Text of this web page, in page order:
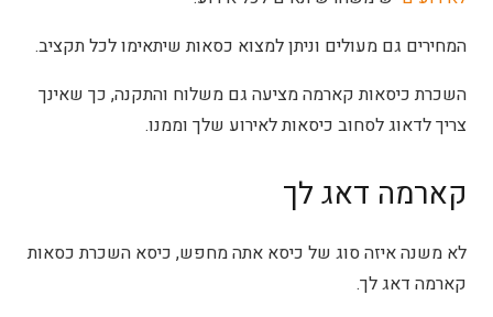
המחירים גם מעולים וניתן למצוא כסאות שיתאימו לכל תקציב.
השכרת כיסאות קארמה מציעה גם משלוח והתקנה, כך שאינך
צריך לדאוג לסחוב כיסאות לאירוע שלך וממנו.
קארמה דאג לך
לא משנה איזה סוג של כיסא אתה מחפש, כיסא השכרת כסאות
קארמה דאג לך.